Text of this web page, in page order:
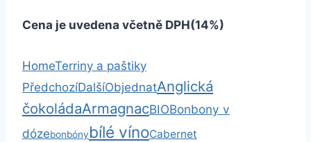
Cena je uvedena včetně DPH(14%)
HomeTerriny a paštiky
PředchozíDalšíObjednatAnglická
čokoládaArmagnacBIOBonbony v
dózebonbónybílé vínoCabernet